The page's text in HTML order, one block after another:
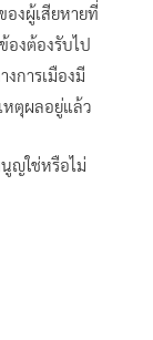
องผู้เสียหายที่
องต้องรับไป
การเมืองมี
หตุผลอยู่แล้ว
ญใช่หรือไม่